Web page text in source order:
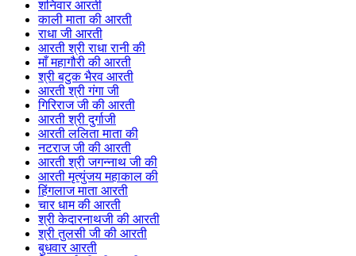
शनिवार आरती
काली माता की आरती
राधा जी आरती
आरती श्री राधा रानी की
माँ महागौरी की आरती
श्री बटुक भैरव आरती
आरती श्री गंगा जी
गिरिराज जी की आरती
आरती श्री दुर्गाजी
आरती ललिता माता की
नटराज जी की आरती
आरती श्री जगन्नाथ जी की
आरती मृत्युंजय महाकाल की
हिंगलाज माता आरती
चार धाम की आरती
श्री केदारनाथजी की आरती
श्री तुलसी जी की आरती
बुधवार आरती